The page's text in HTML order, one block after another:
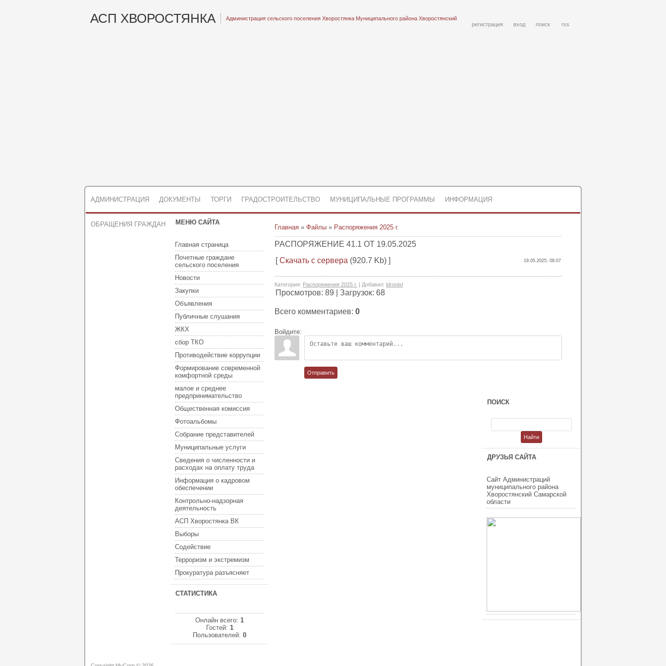
АСП ХВОРОСТЯНКА
Администрация сельского поселения Хворостянка Муниципального района Хворостянский
регистрация
вход поиск rss
АДМИНИСТРАЦИЯ ДОКУМЕНТЫ ТОРГИ ГРАДОСТРОИТЕЛЬСТВО МУНИЦИПАЛЬНЫЕ ПРОГРАММЫ ИНФОРМАЦИЯ
ОБРАЩЕНИЯ ГРАЖДАН МЕНЮ САЙТА
Главная страница
Почетные граждане
сельского поселения
Новости
Закупки
Объявления
Публичные слушания
ЖКХ
сбор ТКО
Противодействие коррупции
Формирование современной
комфортной среды
малое и среднее
предпринимательство
Общественная комиссия
Фотоальбомы
Собрание представителей
Муниципальные услуги
Сведения о численности и
расходах на оплату труда
Информация о кадровом
обеспечении
Контрольно-надзорная
деятельность
АСП Хворостянка ВК
Выборы
Содействие
Терроризм и экстремизм
Прокуратура разъясняет
СТАТИСТИКА
Онлайн всего: 1
Гостей: 1
Пользователей: 0
Главная » Файлы » Распоряжения 2025 г.
РАСПОРЯЖЕНИЕ 41.1 ОТ 19.05.2025
[Скачать с сервера (920.7 Kb) ] 19.05.2025, 08:07
Категория: Распоряжения 2025 г. | Добавил: ldronixl
Просмотров: 89 Загрузок: 68
Всего комментариев: 0
Войдите:
Отправить
ПОИСК
ДРУЗЬЯ САЙТА
Сайт Администраций
муниципального района
Хворостянский Самарской
области